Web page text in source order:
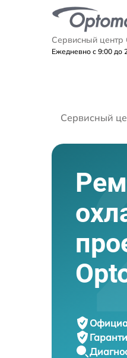
Сервисный центр
Ежедневно с 9:00 до
Сервисный